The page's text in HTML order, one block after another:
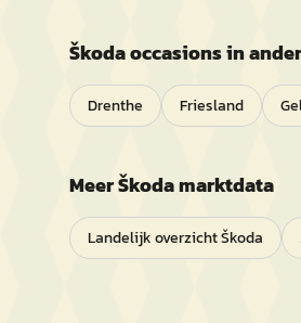
Škodaoccasions in
Drenthe Friesland
MeerŠkodamarktdata
Landelijk overzichtŠkoda